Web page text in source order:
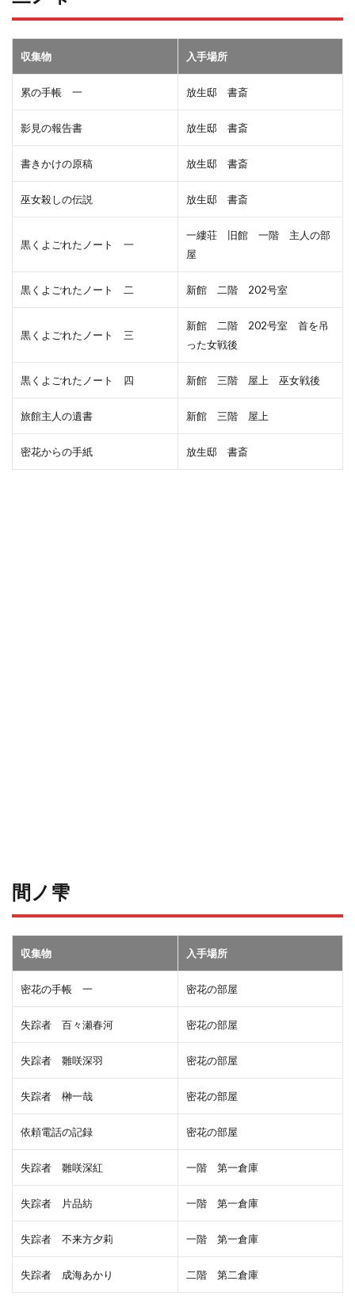
収集物 入手場所
累の手帳 一 放生邸 書斎
影見の報告書 放生邸 書斎
書きかけの原稿 放生邸 書斎
巫女殺しの伝説 放生邸 書斎
黒くよごれたノート 一
一縷荘 旧館 一階 主人の部
屋
黒くよごれたノート 二 新館 二階 202号室
黒くよごれたノート 三
新館 二階 202号室 首を吊
った女戦後
黒くよごれたノート 四 新館 三階 屋上 巫女戦後
旅館主人の遺書 新館 三階 屋上
密花からの手紙 放生邸 書斎
間ノ雫
収集物 入手場所
密花の手帳 一 密花の部屋
失踪者 百々瀬春河 密花の部屋
失踪者 雛咲深羽 密花の部屋
失踪者 榊一哉 密花の部屋
依頼電話の記録 密花の部屋
失踪者 雛咲深紅 一階 第一倉庫
失踪者 片品紡 一階 第一倉庫
失踪者 不来方夕莉 一階 第一倉庫
失踪者 成海あかり 二階 第二倉庫